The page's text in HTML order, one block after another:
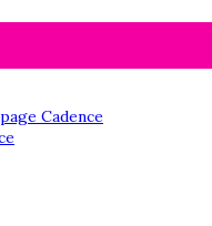
Cadence